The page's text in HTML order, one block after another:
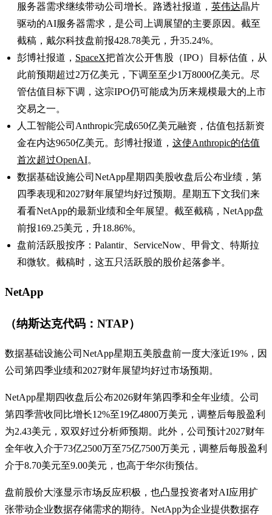
服务器需求继续带动公司增长。路透社报道， 英伟达晶片
驱动的AI服务器需求，是公司上调展望的主要原因。截至
截稿，戴尔科技盘前报428.78美元，升35.24%。
彭博社报道， SpaceX把首次公开售股（IPO）目标估值，从
此前预期超过2万亿美元，下调至至少1万8000亿美元。尽
管估值目标下调，这宗IPO仍可能成为历来规模最大的上市
交易之一。
人工智能公司Anthropic完成650亿美元融资，估值包括新资
金在内达9650亿美元。彭博社报道， 这使Anthropic的估值
首次超过OpenAI。
数据基础设施公司NetApp星期四美股收盘后公布业绩，第
四季表现和2027财年展望均好过预期。星期五下文我们来
看看NetApp的最新业绩和全年展望。截至截稿，NetApp盘
前报169.25美元，升18.86%。
盘前活跃股按序：Palantir、ServiceNow、甲骨文、特斯拉
和微软。截稿时，这五只活跃股的股价起落参半。
NetApp
（纳斯达克代码：NTAP）
数据基础设施公司NetApp星期五美股盘前一度大涨近19%，因
公司第四季业绩和2027财年展望均好过市场预期。
NetApp星期四收盘后公布2026财年第四季和全年业绩。公司
第四季营收同比增长12%至19亿4800万美元，调整后每股盈利
为2.43美元，双双好过分析师预期。此外，公司预计2027财年
全年收入介于73亿2500万至75亿7500万美元，调整后每股盈利
介于8.70美元至9.00美元，也高于华尔街预估。
盘前股价大涨显示市场反应积极，也凸显投资者对AI应用扩
张带动企业数据存储需求的期待。NetApp为企业提供数据存